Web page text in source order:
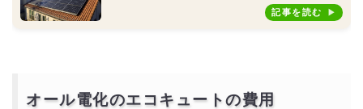
記事を読む
オール電化のエコキュートの費用